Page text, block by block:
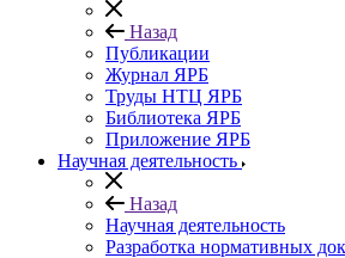
Назад
Публикации
Журнал ЯРБ
Труды НТЦ ЯРБ
Библиотека ЯРБ
Приложение ЯРБ
Научная деятельность
Назад
Научная деятельность
Разработка нормативных